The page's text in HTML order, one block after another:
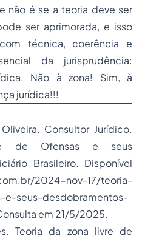
não é se a teoria deve ser
ser aprimorada, e isso
técnica, coerência e
da jurisprudência:
Não à zona! Sim, à
jurídica!!!
Consultor Jurídico.
de Ofensas e seus
Brasileiro. Disponível
2024-nov-17/teoria-
e-seus-desdobramentos-
em 21/5/2025.
Teoria da zona livre de